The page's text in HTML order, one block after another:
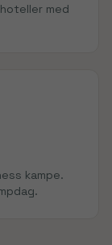
med
s kampe.